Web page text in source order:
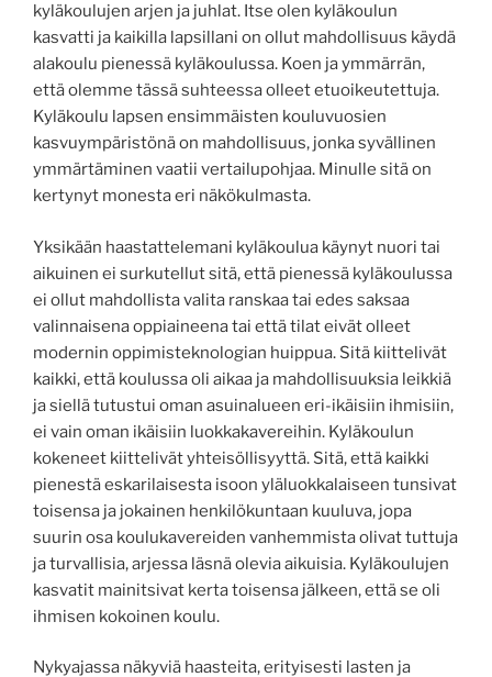
kyläkoulujen arjen ja juhlat. Itse olen kyläkoulun
kasvatti ja kaikilla lapsillani on ollut mahdollisuus käydä
alakoulu pienessä kyläkoulussa. Koen ja ymmärrän,
että olemme tässä suhteessa olleet etuoikeutettuja.
Kyläkoulu lapsen ensimmäisten kouluvuosien
kasvuympäristönä on mahdollisuus, jonka syvällinen
ymmärtäminen vaatii vertailupohjaa. Minulle sitä on
kertynyt monesta eri näkökulmasta.
Yksikään haastattelemani kyläkoulua käynyt nuori tai
aikuinen ei surkutellut sitä, että pienessä kyläkoulussa
ei ollut mahdollista valita ranskaa tai edes saksaa
valinnaisena oppiaineena tai että tilat eivät olleet
modernin oppimisteknologian huippua. Sitä kiittelivät
kaikki, että koulussa oli aikaa ja mahdollisuuksia leikkiä
ja siellä tutustui oman asuinalueen eri-ikäisiin ihmisiin,
ei vain oman ikäisiin luokkakavereihin. Kyläkoulun
kokeneet kiittelivät yhteisöllisyyttä. Sitä, että kaikki
pienestä eskarilaisesta isoon yläluokkalaiseen tunsivat
toisensa ja jokainen henkilökuntaan kuuluva, jopa
suurin osa koulukavereiden vanhemmista olivat tuttuja
ja turvallisia, arjessa läsnä olevia aikuisia. Kyläkoulujen
kasvatit mainitsivat kerta toisensa jälkeen, että se oli
ihmisen kokoinen koulu.
Nykyajassa näkyviä haasteita, erityisesti lasten ja